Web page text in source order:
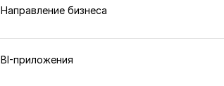
Направление бизнеса
BI-приложения